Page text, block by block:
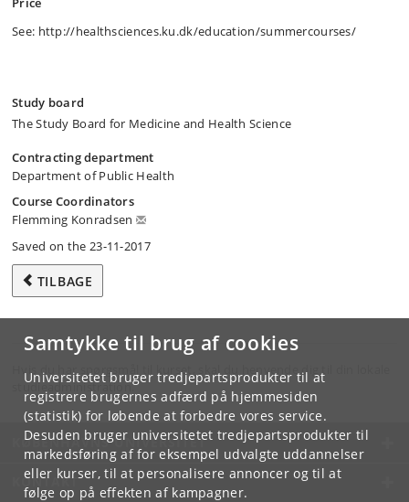
Samtykke til brug af cookies
Universitetet bruger tredjepartsprodukter til at
registrere brugernes adfærd på hjemmesiden
(statistik) for løbende at forbedre vores service.
Desuden bruger universitetet tredjepartsprodukter til
markedsføring af for eksempel udvalgte uddannelser
eller kurser, til at personalisere annoncer og til at
følge op på effekten af kampagner.
See: http://healthsciences.ku.dk/education/summercourses/
Study board
The Study Board for Medicine and Health Science
Contracting department
Department of Public Health
Course Coordinators
Flemming Konradsen
Saved on the 23-11-2017
TILBAGE
Hvis du har spørgsmål til kurset, skal du henvende dig til din lokale
studieadministration.
KØBENHAVNS UNIVERSITET
KONTAKT